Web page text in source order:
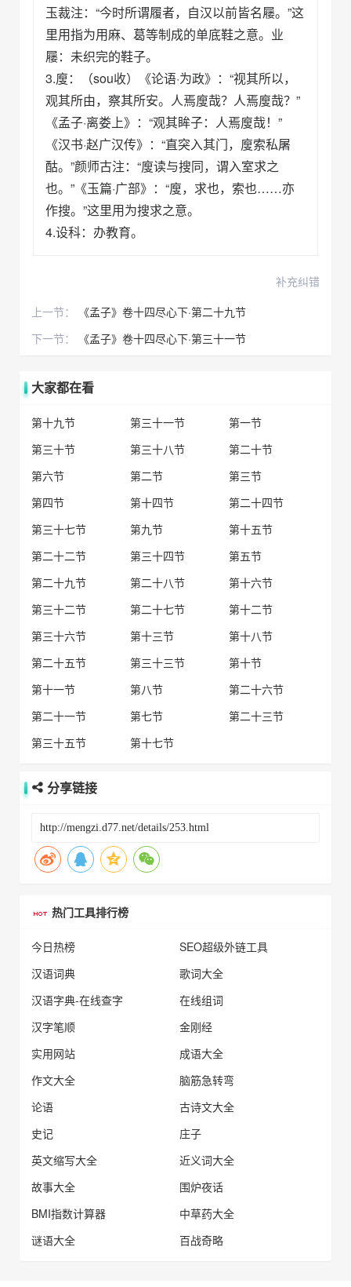
玉裁注：“今时所谓履者，自汉以前皆名屦。”这
里用指为用麻、葛等制成的单底鞋之意。业
屦：未织完的鞋子。
3.廋：（sou收）《论语·为政》：“视其所以，
观其所由，察其所安。人焉廋哉？人焉廋哉？”
《孟子·离娄上》：“观其眸子：人焉廋哉！”
《汉书·赵广汉传》：“直突入其门，廋索私屠
酤。”颜师古注：“廋读与搜同，谓入室求之
也。”《玉篇·广部》：“廋，求也，索也……亦
作搜。”这里用为搜求之意。
4.设科：办教育。
补充纠错
上一节：
《孟子》卷十四尽心下·第二十九节
下一节：
《孟子》卷十四尽心下·第三十一节
大家都在看
第十九节 第三十一节
第一节
第三十节
第三十八节
第二十节
第六节
第二节
第三节
第四节
第十四节
第二十四节
第三十七节
第九节
第十五节
第二十二节
第三十四节
第五节
第二十九节
第二十八节
第十六节
第三十二节
第二十七节
第十二节
第三十六节
第十三节
第十八节
第二十五节
第三十三节
第十节
第十一节
第八节
第二十六节
第二十一节
第七节
第二十三节
第三十五节
第十七节
分享链接
热门工具排行榜
今日热榜
SEO超级外链工具
汉语词典
歌词大全
汉语字典-在线查字
在线组词
汉字笔顺
金刚经
实用网站
成语大全
作文大全
脑筋急转弯
论语
古诗文大全
史记
庄子
英文缩写大全
近义词大全
故事大全
围炉夜话
BMI指数计算器
中草药大全
谜语大全
百战奇略